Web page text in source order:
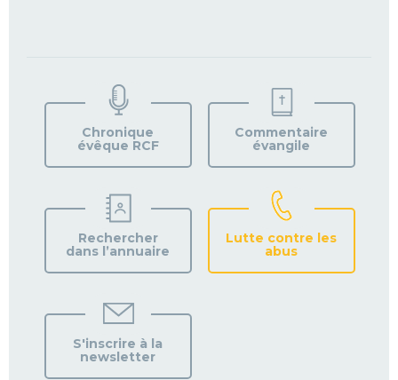
VOTRE
PAROISSE
Chronique
évêque RCF
Commentaire
évangile
Rechercher
dans l’annuaire
Lutte contre les
abus
S'inscrire à la
newsletter